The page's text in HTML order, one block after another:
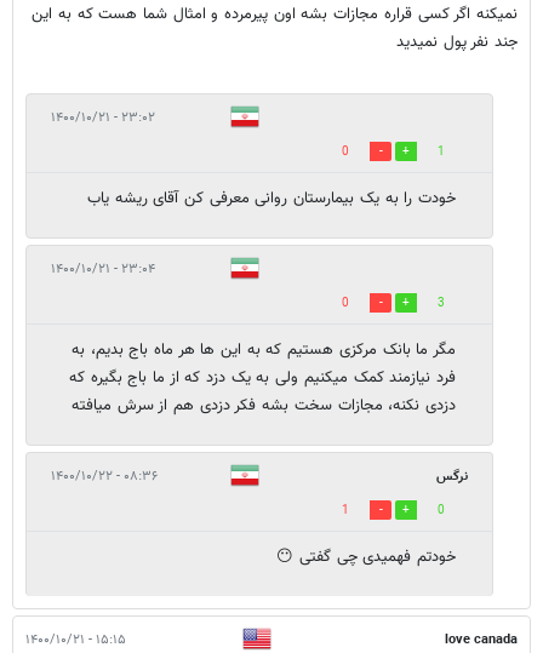
نمیکنه اگر کسی قراره مجازات بشه اون پیرمرده و امثال شما هست که به این
جند نفر پول نمیدید
۲۳:۰۲ - ۱۴۰۰/۱۰/۲۱
1
0
خودت را به یک بیمارستان روانی معرفی کن آقای ریشه یاب
۲۳:۰۴ - ۱۴۰۰/۱۰/۲۱
3
0
مگر ما بانک مرکزی هستیم که به این ها هر ماه باج بدیم، به
فرد نیازمند کمک میکنیم ولی به یک دزد که از ما باج بگیره که
دزدی نکنه، مجازات سخت بشه فکر دزدی هم از سرش میافته
نرگس ۰۸:۳۶ - ۱۴۰۰/۱۰/۲۲
0
1
خودتم فهمیدی چی گفتی 😶
love canada ۱۵:۱۵ - ۱۴۰۰/۱۰/۲۱